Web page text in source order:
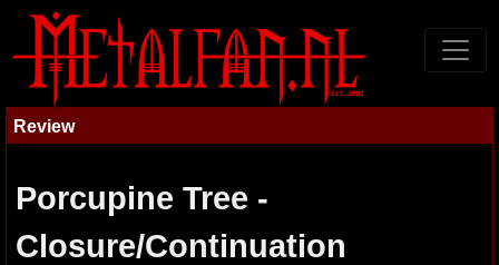
Review
Porcupine Tree -
Closure/Continuation